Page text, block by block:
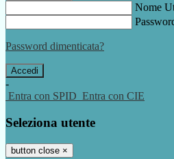
Nome
Password dimenticata?
-
Entra con SPID Entra con CIE
Seleziona utente
button close ×